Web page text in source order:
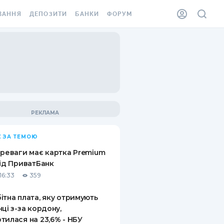
ВІНЬЄТКА
ВІД
ВИПАДКІВ
ДЕПОЗИТИ
ПИТАННЯ ТА ВІДПОВІДІ
ПУТІВНИКИ ПО
БАНКИ ФОРУМ
ЗА ТЕМОЮ
має картка Premium
ПриватБанк
359
плата, яку отримують
з-за кордону,
на 23,6% - НБУ